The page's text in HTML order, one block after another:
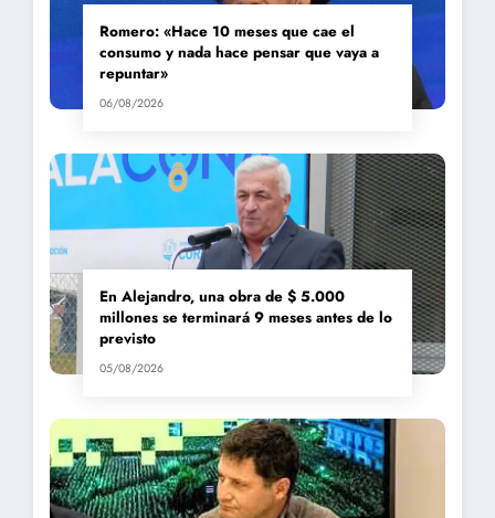
Romero: «Hace 10 meses que cae el
consumo y nada hace pensar que vaya a
repuntar»
06/08/2026
En Alejandro, una obra de $ 5.000
millones se terminará 9 meses antes de lo
previsto
05/08/2026